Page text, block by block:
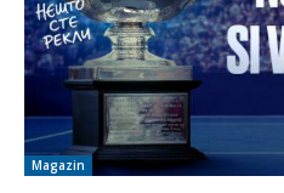
Magazin